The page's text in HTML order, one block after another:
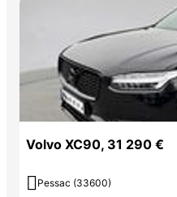
Volvo XC90, 31 290 €
 Pessac (33600)